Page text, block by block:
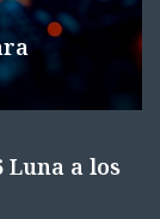
Luna a los